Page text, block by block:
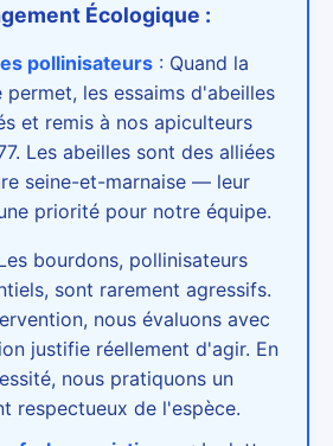
Écologique :
pollinisateurs : Quand la
les essaims d'abeilles
et remis à nos apiculteurs
Les abeilles sont des alliées
seine-et-marnaise — leur
priorité pour notre équipe.
bourdons, pollinisateurs
sont rarement agressifs.
nous évaluons avec
justifie réellement d'agir. En
nous pratiquons un
respectueux de l'espèce.